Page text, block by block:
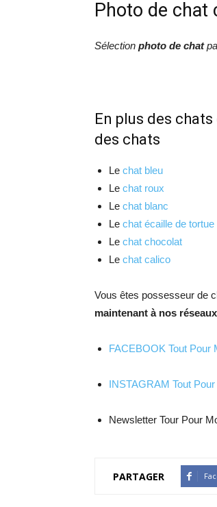
Photo de chat
Sélection photo de chat
En plus des
des chats
Le chat bleu
Le chat roux
Le chat blanc
Le chat écaille de tortue
Le chat chocolat
Le chat calico
Vous êtes possesseur de
maintenant à nos
FACEBOOK Tout Pour
INSTAGRAM Tout
Newsletter Tour Pour
PARTAGER